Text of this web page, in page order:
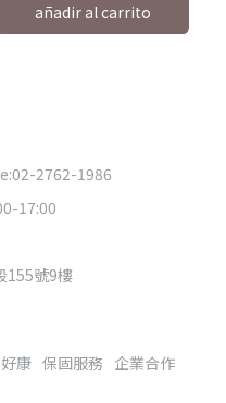
añadir al carrito
2762-1986
17:00
155號9樓
康 保固服務 企業合作